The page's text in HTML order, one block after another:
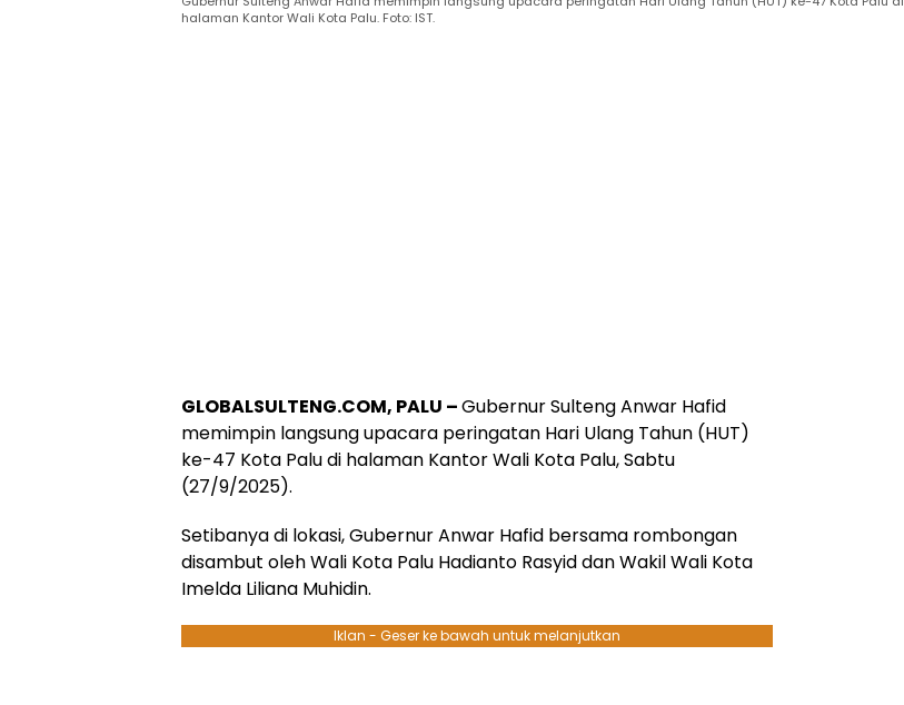
halaman Kantor Wali Kota Palu. Foto: IST.
GLOBALSULTENG.COM, PALU –Gubernur Sulteng Anwar Hafid
memimpin langsung upacara peringatan Hari Ulang Tahun (HUT)
ke-47 Kota Palu di halaman Kantor Wali Kota Palu, Sabtu
(27/9/2025).
Setibanya di lokasi, Gubernur Anwar Hafid bersama rombongan
disambut oleh Wali Kota Palu Hadianto Rasyid dan Wakil Wali Kota
Imelda Liliana Muhidin.
Iklan - Geser ke bawah untuk melanjutkan